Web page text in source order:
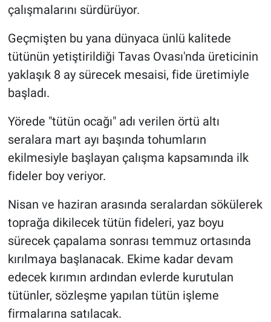
çalışmalarını sürdürüyor.
Geçmişten bu yana dünyaca ünlü kalitede
tütünün yetiştirildiği Tavas Ovası'nda üreticinin
yaklaşık 8 ay sürecek mesaisi, fide üretimiyle
başladı.
Yörede "tütün ocağı" adı verilen örtü altı
seralara mart ayı başında tohumların
ekilmesiyle başlayan çalışma kapsamında ilk
fideler boy veriyor.
Nisan ve haziran arasında seralardan sökülerek
toprağa dikilecek tütün fideleri, yaz boyu
sürecek çapalama sonrası temmuz ortasında
kırılmaya başlanacak. Ekime kadar devam
edecek kırımın ardından evlerde kurutulan
tütünler, sözleşme yapılan tütün işleme
firmalarına satılacak.